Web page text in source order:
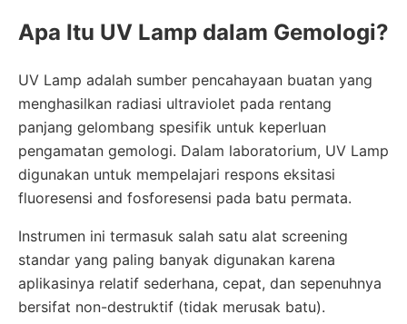
Apa Itu UV Lamp dalam Gemologi?
UV Lamp adalah sumber pencahayaan buatan yang
menghasilkan radiasi ultraviolet pada rentang
panjang gelombang spesifik untuk keperluan
pengamatan gemologi. Dalam laboratorium, UV Lamp
digunakan untuk mempelajari respons eksitasi
fluoresensi and fosforesensi pada batu permata.
Instrumen ini termasuk salah satu alat screening
standar yang paling banyak digunakan karena
aplikasinya relatif sederhana, cepat, dan sepenuhnya
bersifat non-destruktif (tidak merusak batu).